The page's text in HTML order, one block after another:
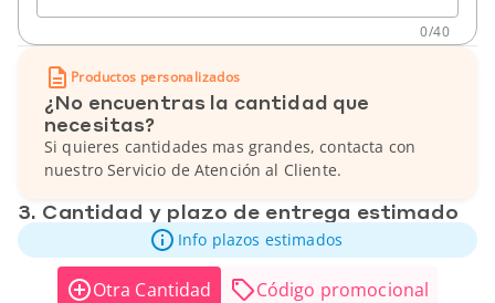
0/40
Productos personalizados
¿No encuentras la cantidad que
necesitas?
Si quieres cantidades mas grandes, contacta con
nuestro Servicio de Atención al Cliente.
3. Cantidad y plazo de entrega estimado
Info plazos estimados
Otra Cantidad Código promocional